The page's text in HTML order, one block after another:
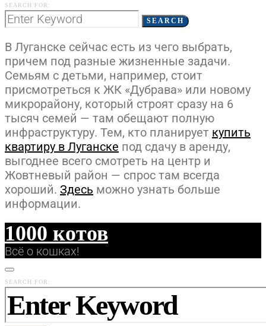
SEARCH FOR:
SEARCH
В Луганске сейчас есть из чего выбрать,
причем под разные жизненные задачи.
Семьям с детьми, например, стоит
присмотреться к ЖК «Дубрава» или новому
микрорайону, который строят сразу на 6
тысяч семей — там обещают полную
инфраструктуру. Тем, кто планирует купить
квартиру в Луганске под сдачу в аренду,
выгоднее всего смотреть на центр и
Жовтневый район — спрос там всегда
хороший. Здесь можно узнать больше
информации.
1000 котов
Всё о кошках!
SEARCH FOR: